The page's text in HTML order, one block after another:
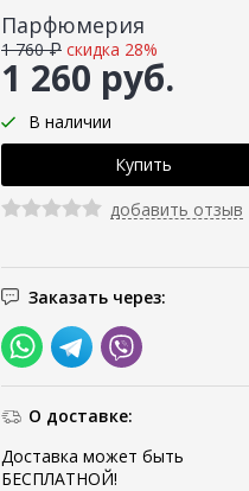
Парфюмерия
1 260 руб.
1 760 ₽ скидка 28%
В наличии
добавить отзыв
Заказать через:
О доставке:
Доставка может быть
БЕСПЛАТНОЙ!